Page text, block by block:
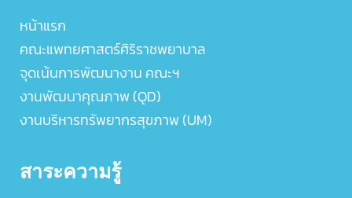
หน้าแรก
คณะแพทยศาสตร์ศิริราชพยาบาล
จุดเน้นการพัฒนางาน คณะฯ
งานพัฒนาคุณภาพ (QD)
งานบริหารทรัพยากรสุขภาพ (UM)
สาระความรู้